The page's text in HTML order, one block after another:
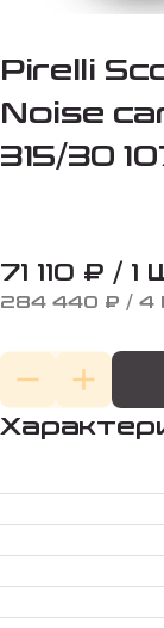
Pirelli
Noise
315/30
71 110 ₽ / 1
284 440 ₽ / 4